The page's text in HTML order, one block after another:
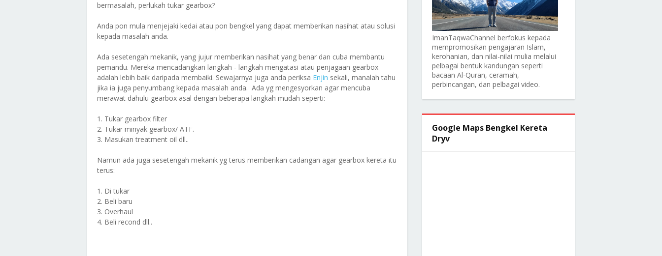
bermasalah, perlukah tukar gearbox?
Anda pon mula menjejaki kedai atau pon bengkel yang dapat memberikan nasihat atau solusi
kepada masalah anda.
Ada sesetengah mekanik, yang jujur memberikan nasihat yang benar dan cuba membantu
pemandu. Mereka mencadangkan langkah - langkah mengatasi atau penjagaan gearbox
adalah lebih baik daripada membaiki. Sewajarnya juga anda periksa Enjin sekali, manalah tahu
jika ia juga penyumbang kepada masalah anda. Ada yg mengesyorkan agar mencuba
merawat dahulu gearbox asal dengan beberapa langkah mudah seperti:
1. Tukar gearbox filter
2. Tukar minyak gearbox/ ATF.
3. Masukan treatment oil dll..
Namun ada juga sesetengah mekanik yg terus memberikan cadangan agar gearbox kereta itu
terus:
1. Di tukar
2. Beli baru
3. Overhaul
4. Beli recond dll..
ImanTaqwaChannel berfokus kepada
mempromosikan pengajaran Islam,
kerohanian, dan nilai-nilai mulia melalui
pelbagai bentuk kandungan seperti
bacaan Al-Quran, ceramah,
perbincangan, dan pelbagai video.
Google Maps Bengkel Kereta
Dryv